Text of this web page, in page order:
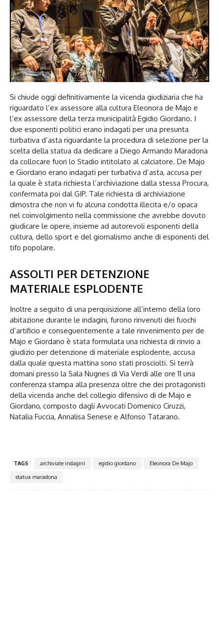
Si chiude oggi definitivamente la vicenda giudiziaria che ha
riguardato l’ex assessore alla cultura Eleonora de Majo e
l’ex assessore della terza municipalità Egidio Giordano. I
due esponenti politici erano indagati per una presunta
turbativa d’asta riguardante la procedura di selezione per la
scelta della statua da dedicare a Diego Armando Maradona
da collocare fuori lo Stadio intitolato al calciatore. De Majo
e Giordano erano indagati per turbativa d’asta, accusa per
la quale è stata richiesta l’archiviazione dalla stessa Procura,
confermata poi dal GIP. Tale richiesta di archiviazione
dimostra che non vi fu alcuna condotta illecita e/o opaca
nel coinvolgimento nella commissione che avrebbe dovuto
giudicare le opere, insieme ad autorevoli esponenti della
cultura, dello sport e del giornalismo anche di esponenti del
tifo popolare.
ASSOLTI PER DETENZIONE
MATERIALE ESPLODENTE
Inoltre a seguito di una perquisizione all’interno della loro
abitazione durante le indagini, furono rinvenuti dei fuochi
d’artificio e conseguentemente a tale rinvenimento per de
Majo e Giordano è stata formulata una richiesta di rinvio a
giudizio per detenzione di materiale esplodente, accusa
dalla quale questa mattina sono stati prosciolti. Si terrà
domani presso la Sala Nugnes di Via Verdi alle ore 11 una
conferenza stampa alla presenza oltre che dei protagonisti
della vicenda anche del collegio difensivo di de Majo e
Giordano, composto dagli Avvocati Domenico Ciruzzi,
Natalia Fuccia, Annalisa Senese e Alfonso Tatarano.
TAGS archiviate indagini egidio giordano
Eleonora De Majo
statua maradona